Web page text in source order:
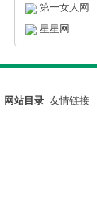
第一女人网
星星网
网站目录 友情链接